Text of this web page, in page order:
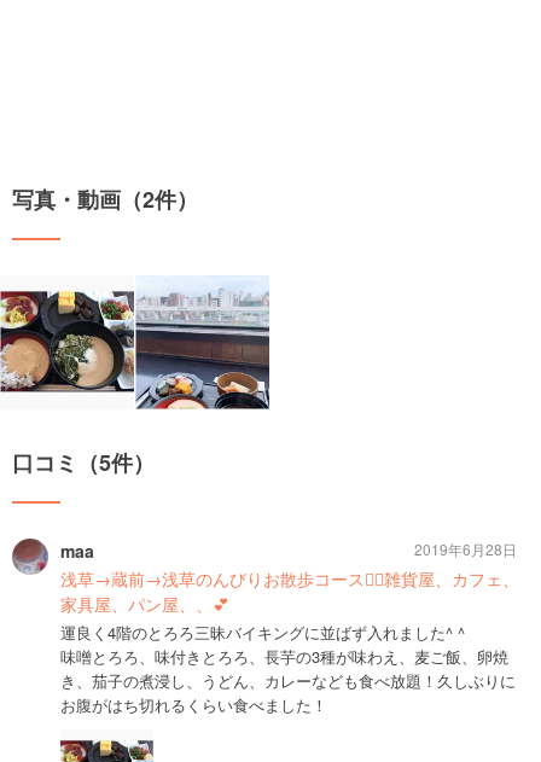
写真・動画（2件）
口コミ（5件）
maa
浅草→蔵前→浅草のんびりお散歩コース🚶‍♂️雑貨屋、カフェ、
家具屋、パン屋、、💕
運良く4階のとろろ三昧バイキングに並ばず入れました^ ^
味噌とろろ、味付きとろろ、長芋の3種が味わえ、麦ご飯、卵焼
き、茄子の煮浸し、うどん、カレーなども食べ放題！久しぶりに
お腹がはち切れるくらい食べました！
2019年6月28日